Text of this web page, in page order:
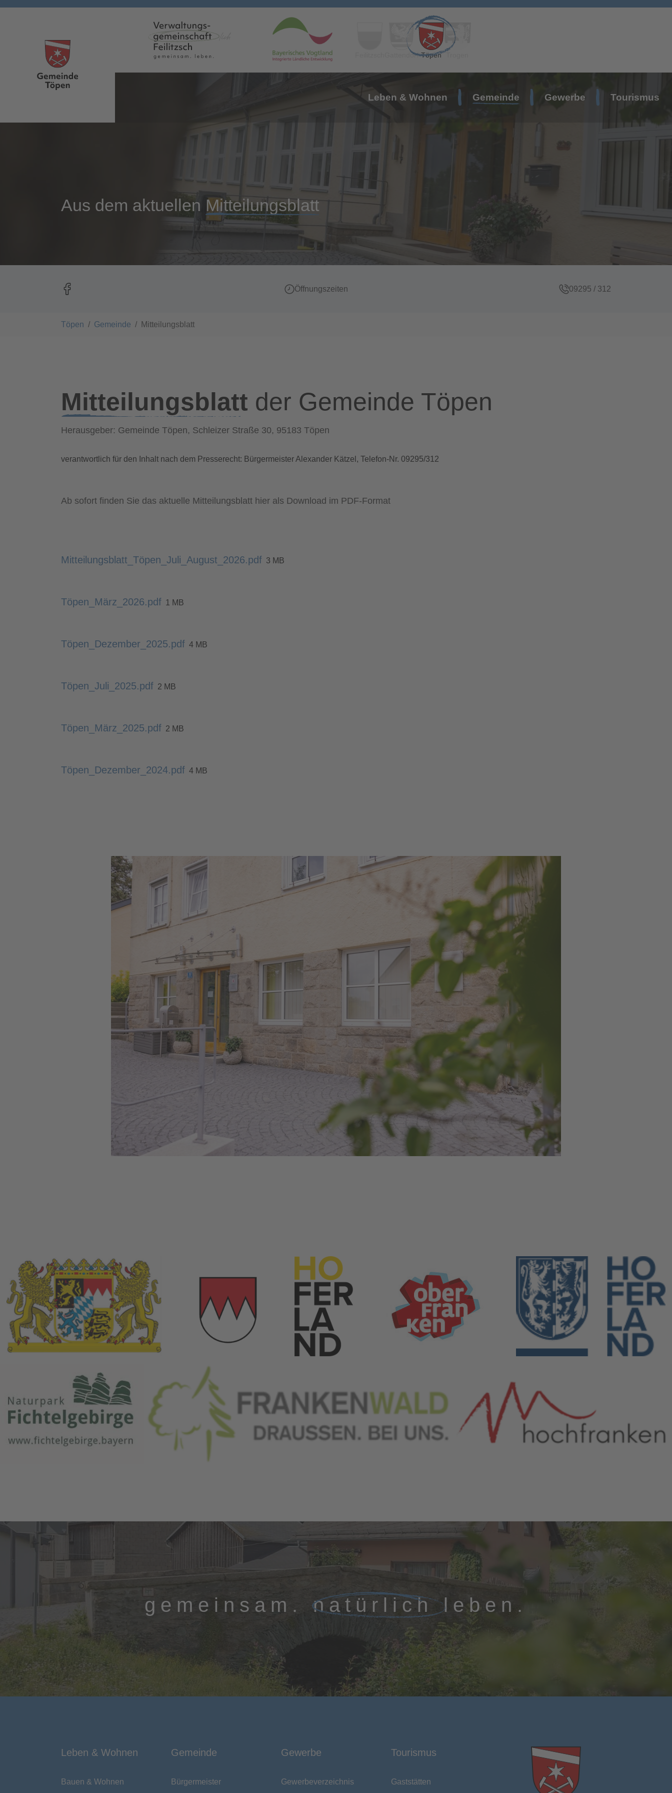
Skip to main content
Gattendorf Töpen
Leben & Wohnen Gemeinde Gewerbe Tourismus
Aus dem aktuellen Mitteilungsblatt
Öffnungszeiten 09295 / 312
Töpen Gemeinde Mitteilungsblatt
Mitteilungsblatt der Gemeinde Töpen
Herausgeber: Gemeinde Töpen, Schleizer Straße 30, 95183 Töpen
verantwortlich für den Inhalt nach dem Presserecht: Bürgermeister Alexander Kätzel, Telefon-Nr. 09295/312
Ab sofort finden Sie das aktuelle Mitteilungsblatt hier als Download im PDF-Format
Mitteilungsblatt_Töpen_Juli_August_2026.pdf 3 MB
Töpen_März_2026.pdf 1 MB
Töpen_Dezember_2025.pdf 4 MB
Töpen_Juli_2025.pdf 2 MB
Töpen_März_2025.pdf 2 MB
Töpen_Dezember_2024.pdf 4 MB
gemeinsam.natürlichleben.
Leben & Wohnen
Bauen & Wohnen
Gemeinde
Bürgermeister
Gewerbe
Gewerbeverzeichnis
Tourismus
Gaststätten